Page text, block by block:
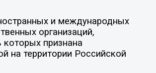
и международных
организаций,
которых признана
на территории Российской